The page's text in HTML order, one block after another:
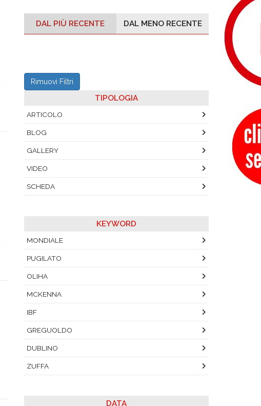
DAL PIÙ RECENTE DAL MENO RECENTE
Rimuovi Filtri
TIPOLOGIA
ARTICOLO
BLOG
GALLERY
VIDEO
SCHEDA
KEYWORD
MONDIALE
PUGILATO
OLIHA
MCKENNA
IBF
GREGUOLDO
DUBLINO
ZUFFA
DATA